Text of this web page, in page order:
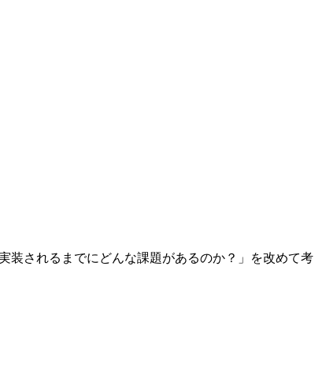
装されるまでにどんな課題があるのか？」を改めて考